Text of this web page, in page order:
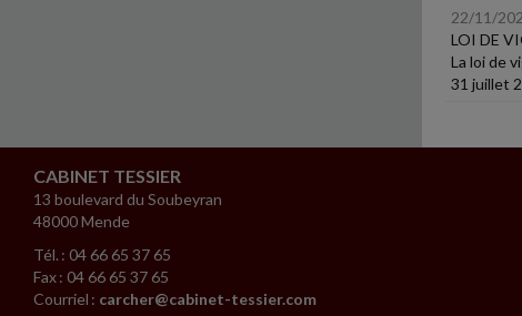
22/11/
LOI DE
La loi de
31 juillet
CABINET TESSIER
13 boulevard du Soubeyran
48000 Mende
Tél. : 04 66 65 37 65
Fax : 04 66 65 37 65
Courriel : carcher@cabinet-tessier.com